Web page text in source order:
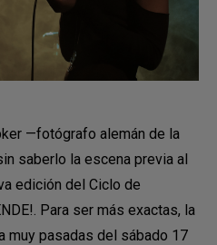
—fotógrafo alemán de la
saberlo la escena previa al
edición del Ciclo de
Para ser más exactas, la
muy pasadas del sábado 17